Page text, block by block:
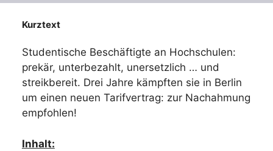
Kurztext
Studentische Beschäftigte an Hochschulen:
prekär, unterbezahlt, unersetzlich … und
streikbereit. Drei Jahre kämpften sie in Berlin
um einen neuen Tarifvertrag: zur Nachahmung
empfohlen!
Inhalt: